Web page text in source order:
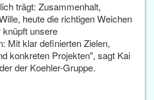
trägt: Zusammenhalt,
heute die richtigen Weichen
unsere
Mit klar definierten Zielen,
konkreten Projekten", sagt Kai
der Koehler-Gruppe.